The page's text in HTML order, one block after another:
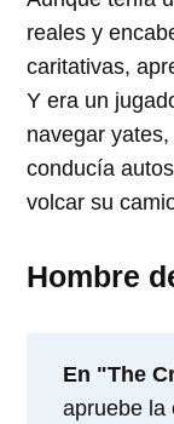
reales y
caritativas,
Y era un
navegar
conducía
volcar su
Hombre
En "The
apruebe la